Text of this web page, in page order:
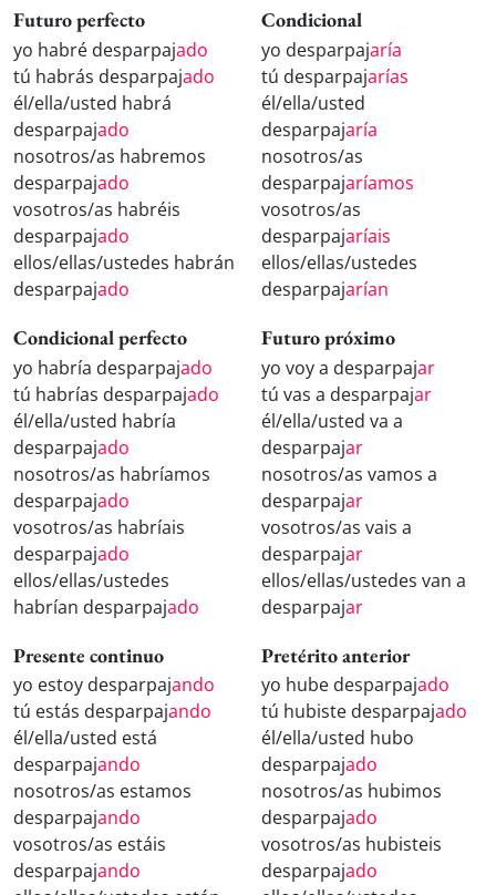
Futuro perfecto
yo habré desparpajado
tú habrás desparpajado
él/ella/usted habrá
desparpajado
nosotros/as habremos
desparpajado
vosotros/as habréis
desparpajado
ellos/ellas/ustedes habrán
desparpajado
Condicional
yo desparpajaría
tú desparpajarías
él/ella/usted
desparpajaría
nosotros/as
desparpajaríamos
vosotros/as
desparpajaríais
ellos/ellas/ustedes
desparpajarían
Condicional perfecto
yo habría desparpajado
tú habrías desparpajado
él/ella/usted habría
desparpajado
nosotros/as habríamos
desparpajado
vosotros/as habríais
desparpajado
ellos/ellas/ustedes
habrían desparpajado
Futuro próximo
yo voy a desparpajar
tú vas a desparpajar
él/ella/usted va a
desparpajar
nosotros/as vamos a
desparpajar
vosotros/as vais a
desparpajar
ellos/ellas/ustedes van a
desparpajar
Presente continuo
yo estoy desparpajando
tú estás desparpajando
él/ella/usted está
desparpajando
nosotros/as estamos
desparpajando
vosotros/as estáis
desparpajando
Pretérito anterior
yo hube desparpajado
tú hubiste desparpajado
él/ella/usted hubo
desparpajado
nosotros/as hubimos
desparpajado
vosotros/as hubisteis
desparpajado